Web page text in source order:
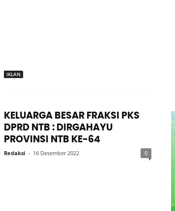
IKLAN
KELUARGA BESAR FRAKSI PKS
DPRD NTB : DIRGAHAYU
PROVINSI NTB KE-64
Redaksi - 16 Desember 2022 0